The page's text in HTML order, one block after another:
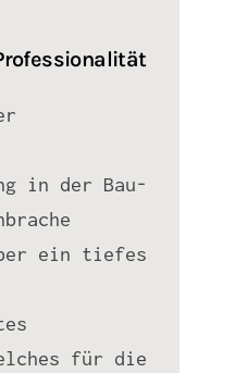
in der Bau-
ein tiefes
für die